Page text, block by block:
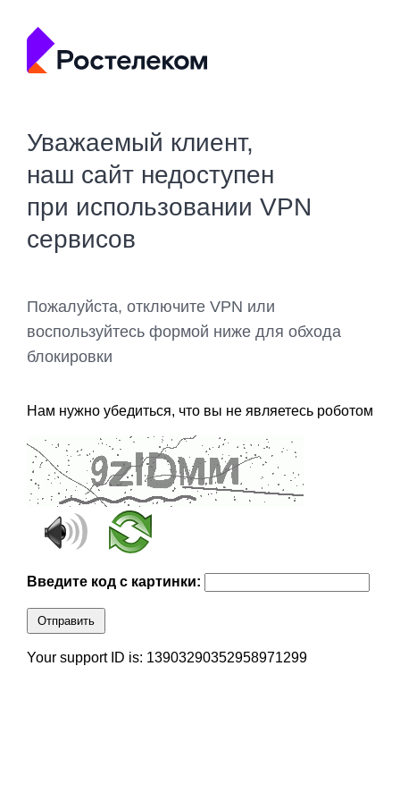
Уважаемый клиент,
наш сайт недоступен
при использовании VPN
сервисов
Пожалуйста, отключите VPN или
воспользуйтесь формой ниже для обхода
блокировки
Нам нужно убедиться, что вы не являетесь роботом
Введите код с картинки:
Отправить
Your support ID is: 13903290352958971299